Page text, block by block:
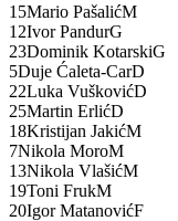
15Mario PašalićM
12Ivor PandurG
23Dominik KotarskiG
5Duje Ćaleta-CarD
22Luka VuškovićD
25Martin ErlićD
18Kristijan JakićM
7Nikola MoroM
13Nikola VlašićM
19Toni FrukM
20Igor MatanovićF